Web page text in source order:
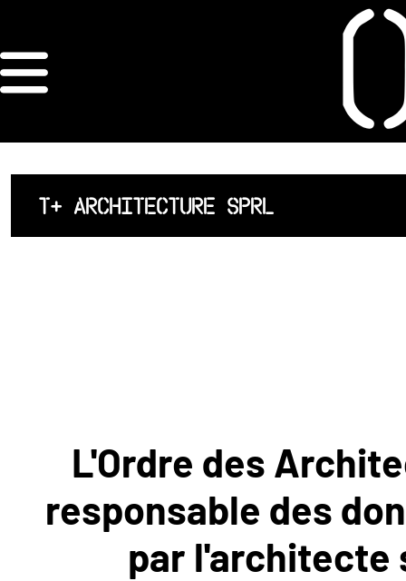
ORDRE DES
ARCHITECTES
ACCUEIL
LISTE DES
NOUS
CONTACTER
T+ ARCHITECTURE SPRL
L'Ordre des
responsable des
par l'architecte